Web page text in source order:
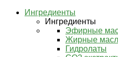
Ингредиенты
Ингредиенты
Эфирные
Жирные
Гидролаты